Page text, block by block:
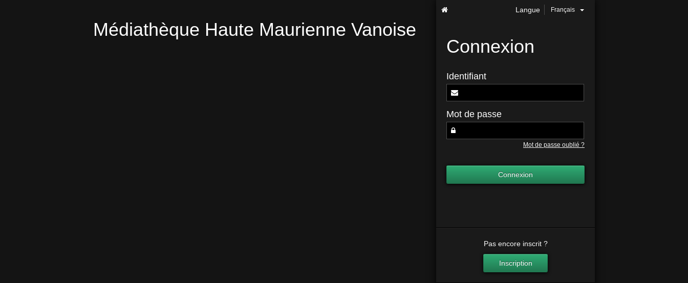
Médiathèque Haute Maurienne Vanoise
Français
Langue
Connexion
Identifiant
Mot de passe
Mot de passe oublié ?
Connexion
Pas encore inscrit ?
Inscription